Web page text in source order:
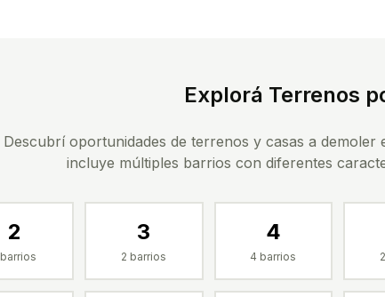
Explorá Terrenos
Descubrí oportunidades de terrenos y casas a demoler
incluye múltiples barrios con diferentes
2
barrios
3
2 barrios
4
4 barrios 2